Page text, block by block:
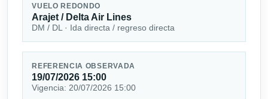
VUELO REDONDO
Arajet / Delta Air Lines
DM / DL · Ida directa / regreso directa
REFERENCIA OBSERVADA
19/07/2026 15:00
Vigencia: 20/07/2026 15:00